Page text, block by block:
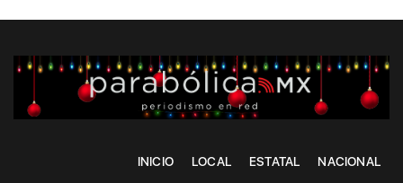
INICIO LOCAL ESTATAL NACIONAL